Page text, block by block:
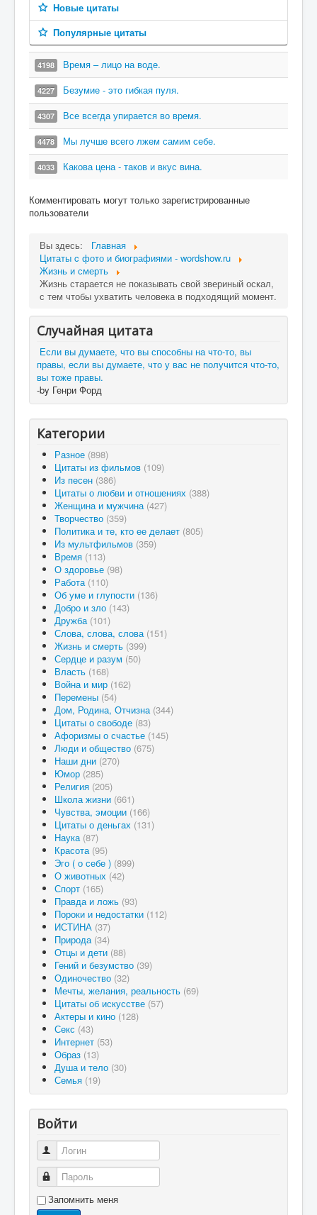
Новые цитаты
Популярные цитаты
4198 Время – лицо на воде.
4227 Безумие - это гибкая пуля.
4307 Все всегда упирается во время.
4478 Мы лучше всего лжем самим себе.
4033 Какова цена - таков и вкус вина.
Комментировать могут только зарегистрированные
пользователи
Вы здесь:
Главная
Цитаты c фото и биографиями - wordshow.ru
Жизнь и смерть
Жизнь старается не показывать свой звериный оскал,
с тем чтобы ухватить человека в подходящий момент.
Случайная цитата
Если вы думаете, что вы способны на что-то, вы
правы, если вы думаете, что у вас не получится что-то,
вы тоже правы.
-by Генри Форд
Категории
Разное (898)
Цитаты из фильмов (109)
Из песен (386)
Цитаты о любви и отношениях (388)
Женщина и мужчина (427)
Творчество (359)
Политика и те, кто ее делает (805)
Из мультфильмов (359)
Время (113)
О здоровье (98)
Работа (110)
Об уме и глупости (136)
Добро и зло (143)
Дружба (101)
Слова, слова, слова (151)
Жизнь и смерть (399)
Сердце и разум (50)
Власть (168)
Война и мир (162)
Перемены (54)
Дом, Родина, Отчизна (344)
Цитаты о свободе (83)
Афоризмы о счастье (145)
Люди и общество (675)
Наши дни (270)
Юмор (285)
Религия (205)
Школа жизни (661)
Чувства, эмоции (166)
Цитаты о деньгах (131)
Наука (87)
Красота (95)
Эго ( о себе ) (899)
О животных (42)
Спорт (165)
Правда и ложь (93)
Пороки и недостатки (112)
ИСТИНА (37)
Природа (34)
Отцы и дети (88)
Гений и безумство (39)
Одиночество (32)
Мечты, желания, реальность (69)
Цитаты об искусстве (57)
Актеры и кино (128)
Секс (43)
Интернет (53)
Образ (13)
Душа и тело (30)
Семья (19)
Войти
Логин
Пароль
Запомнить меня